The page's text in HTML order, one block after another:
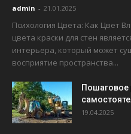
admin - 21.01.2025
Психология Цвета: Как Цвет
цвета краски для стен
интерьера, который может
восприятие пространства...
Пошаговое
19.04.2025